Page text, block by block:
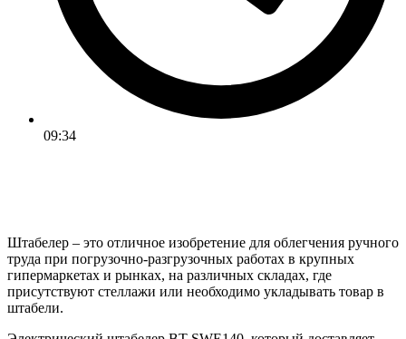
09:34
Штабелер – это отличное изобретение для облегчения ручного
труда при погрузочно-разгрузочных работах в крупных
гипермаркетах и рынках, на различных складах, где
присутствуют стеллажи или необходимо укладывать товар в
штабели.